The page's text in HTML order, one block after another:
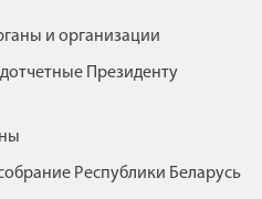
и организации
Президенту
Республики Беларусь